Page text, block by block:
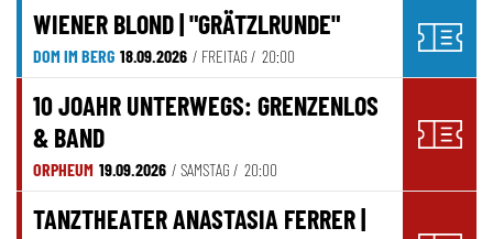
WIENER BLOND | "GRÄTZLRUNDE"
DOM IM BERG 18.09.2026 / FREITAG / 20:00
10 JOAHR UNTERWEGS: GRENZENLOS
& BAND
ORPHEUM 19.09.2026 / SAMSTAG / 20:00
TANZTHEATER ANASTASIA FERRER |